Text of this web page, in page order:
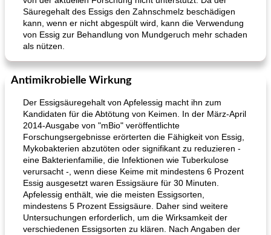
Säuregehalt des Essigs den Zahnschmelz beschädigen
kann, wenn er nicht abgespült wird, kann die Verwendung
von Essig zur Behandlung von Mundgeruch mehr schaden
als nützen.
Antimikrobielle Wirkung
Der Essigsäuregehalt von Apfelessig macht ihn zum
Kandidaten für die Abtötung von Keimen. In der März-April
2014-Ausgabe von "mBio" veröffentlichte
Forschungsergebnisse erörterten die Fähigkeit von Essig,
Mykobakterien abzutöten oder signifikant zu reduzieren -
eine Bakterienfamilie, die Infektionen wie Tuberkulose
verursacht -, wenn diese Keime mit mindestens 6 Prozent
Essig ausgesetzt waren Essigsäure für 30 Minuten.
Apfelessig enthält, wie die meisten Essigsorten,
mindestens 5 Prozent Essigsäure. Daher sind weitere
Untersuchungen erforderlich, um die Wirksamkeit der
verschiedenen Essigsorten zu klären. Nach Angaben der